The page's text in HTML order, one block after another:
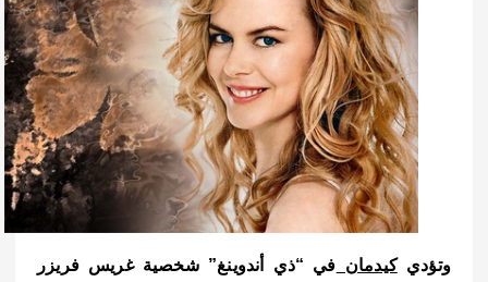
وتؤديكيدمان في “ذي أندوينغ” شخصية غريس فريزر